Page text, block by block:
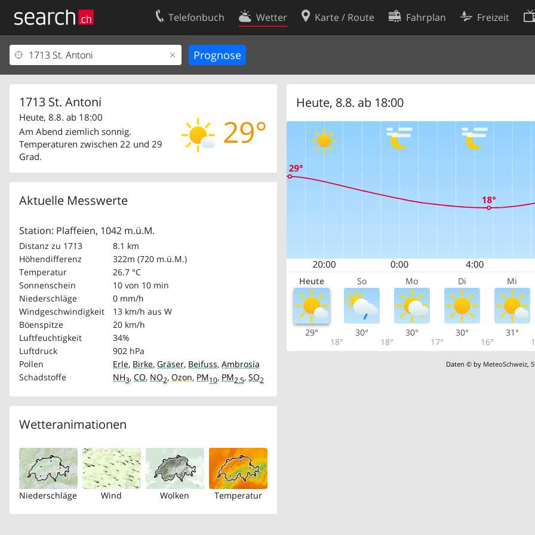
Telefonbuch Wetter Karte / Route Fahrplan Freizeit
1713 St. Antoni
29°
Heute, 8.8. ab 18:00
Am Abend ziemlich sonnig.
Temperaturen zwischen 22 und 29
Grad.
Aktuelle Messwerte
Station: Plaffeien, 1042 m.ü.M.
Distanz zu 1713
8.1 km
Höhendifferenz
322m (720 m.ü.M.)
Temperatur
26.7 °C
Sonnenschein
10 von 10 min
Niederschläge
0 mm/h
Windgeschwindigkeit
13 km/h aus W
Böenspitze
20 km/h
Luftfeuchtigkeit
34%
Luftdruck
902 hPa
Pollen
Erle, Birke, Gräser, Beifuss, Ambrosia
Schadstoffe
NH3, CO, NO2, Ozon, PM10, PM2.5, SO2
Wetteranimationen
Niederschläge Wind Wolken Temperatur
Heute, 8.8. ab 18:00
Heute So Mo Di Mi
29°
18°
30°
18°
30°
17°
30°
16°
31°
Daten © by MeteoSchweiz,
Ihr Eintrag
Kundencenter Geschäftskunden
Kontakt
Nutzungsbedingungen
Cookie-Einstellungen